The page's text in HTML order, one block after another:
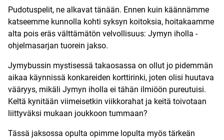
Pudotuspelit, ne alkavat tänään. Ennen kuin käännämme
katseemme kunnolla kohti syksyn koitoksia, hoitakaamme
alta pois eräs välttämätön velvollisuus: Jymyn iholla -
ohjelmasarjan tuorein jakso.
Jymybussin mystisessä takaosassa on ollut jo pidemmän
aikaa käynnissä konkareiden korttirinki, joten olisi huutava
vääryys, mikäli Jymyn iholla ei tähän ilmiöön pureutuisi.
Keltä kynitään viimeisetkin viikkorahat ja keitä toivotaan
liittyväksi mukaan joukkoon tummaan?
Tässä jaksossa opulta opimme lopulta myös tärkeän